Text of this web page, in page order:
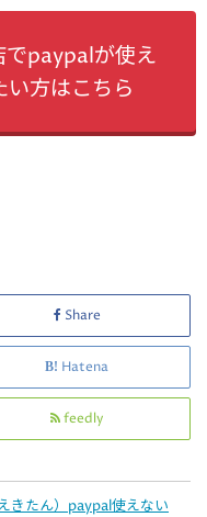
でpaypalが使え
い方はこちら
Share
Hatena
feedly
きたん）paypal使えない